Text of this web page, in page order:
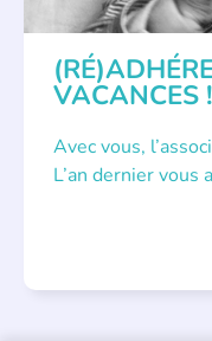
VACANCES !
Avec vous,
L’an dernier vous